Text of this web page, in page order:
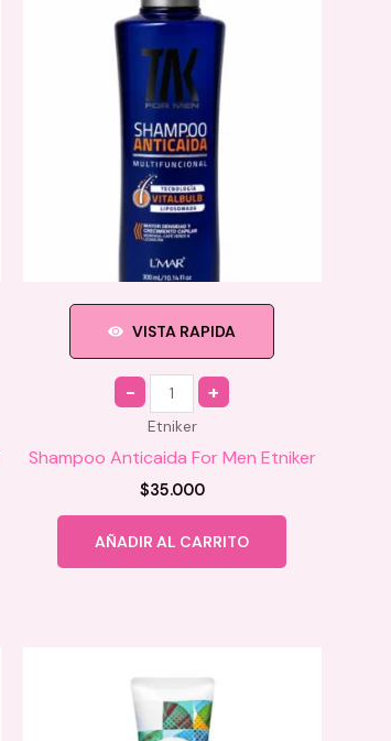
VISTA RAPIDA
Quantity
Etniker
Shampoo Anticaida For Men Etniker
$35.000
AÑADIR AL CARRITO